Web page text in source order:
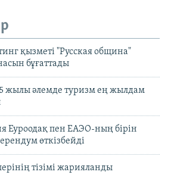
қызметі "Русская община"
бұғаттады
жылы әлемде туризм ең жылдам
Еуроодақ пен ЕАЭО-ның бірін
өткізбейді
тізімі жарияланды